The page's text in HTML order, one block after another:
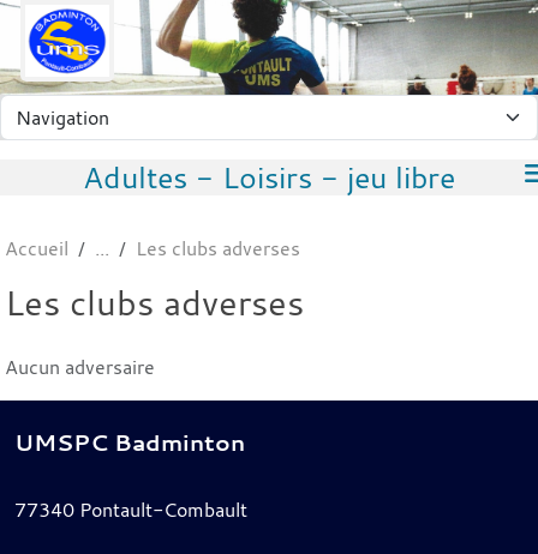
Adultes - Loisirs - jeu libre
Accueil Les clubs adverses
Les clubs adverses
Aucun adversaire
UMSPC Badminton
77340 Pontault-Combault
Panneau de gestion des cookies